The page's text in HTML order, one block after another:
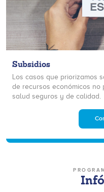
Subsidios
Los casos que priorizamos
de recursos económicos no
salud seguros y de calidad.